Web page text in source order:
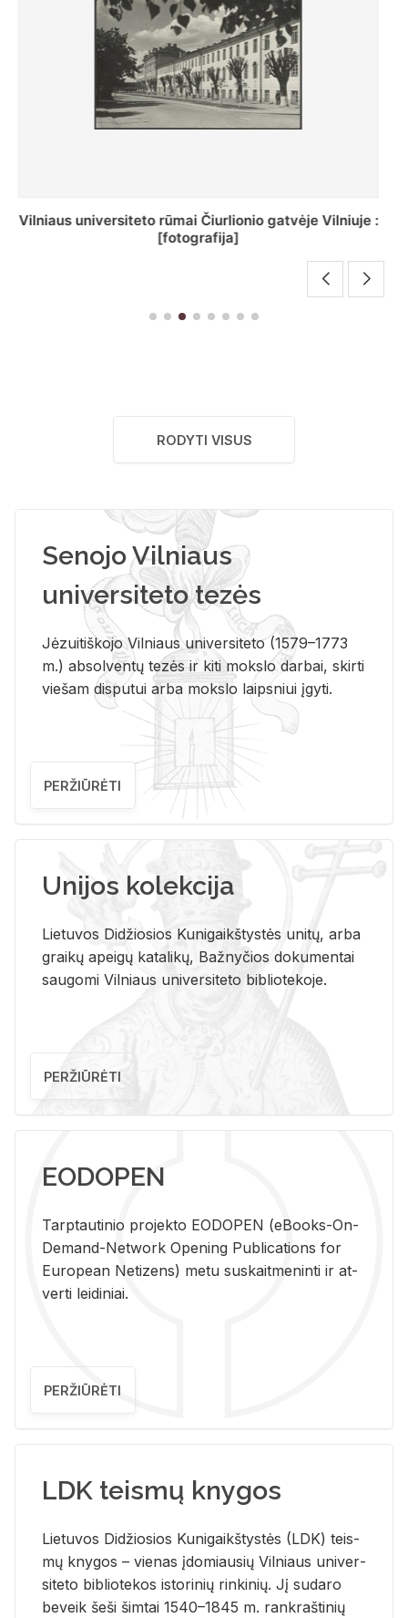
St. Batoro universiteto J. Pilsudskio kolegija :
[fotografija]
RODYTI VISUS
Senojo Vilniaus
universiteto tezės
Jėzuitiškojo Vilniaus universiteto (1579–1773
m.) absolventų tezės ir kiti mokslo darbai, skirti
viešam disputui arba mokslo laipsniui įgyti.
PERŽIŪRĖTI
Unijos kolekcija
Lietuvos Didžiosios Kunigaikštystės unitų, arba
graikų apeigų katalikų, Bažnyčios dokumentai
saugomi Vilniaus universiteto bibliotekoje.
PERŽIŪRĖTI
EODOPEN
Tarp­tau­ti­nio pro­jek­to EO­DO­PEN (eBo­oks-On-
De­mand-Ne­twork Ope­ning Pub­li­ca­tions for
Eu­ro­pe­an Ne­ti­zens) metu su­skait­me­nin­ti ir at­
ver­ti lei­di­niai.
PERŽIŪRĖTI
LDK teismų knygos
Lie­tu­vos Di­džio­sios Ku­ni­gaikš­tys­tės (LDK) teis­
mų kny­gos – vie­nas įdo­miau­sių Vil­niaus uni­ver­
si­te­to bi­b­lio­te­kos is­to­ri­nių rin­ki­nių. Jį su­da­ro
be­veik šeši šim­tai 1540–1845 m. rank­raš­ti­nių